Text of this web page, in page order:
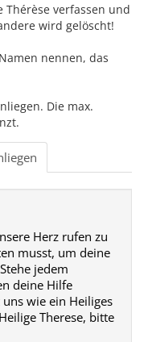
verfassen und
wird gelöscht!
nennen, das
Die max.
Herz rufen zu
musst, um deine
jedem
deine Hilfe
wie ein Heiliges
Therese, bitte